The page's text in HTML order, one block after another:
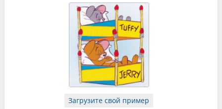
Загрузите свой пример